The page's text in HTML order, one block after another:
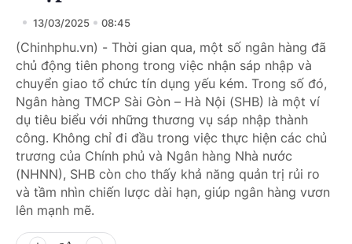
13/03/2025 08:45
(Chinhphu.vn) - Thời gian qua, một số ngân hàng đã
chủ động tiên phong trong việc nhận sáp nhập và
chuyển giao tổ chức tín dụng yếu kém. Trong số đó,
Ngân hàng TMCP Sài Gòn – Hà Nội (SHB) là một ví
dụ tiêu biểu với những thương vụ sáp nhập thành
công. Không chỉ đi đầu trong việc thực hiện các chủ
trương của Chính phủ và Ngân hàng Nhà nước
(NHNN), SHB còn cho thấy khả năng quản trị rủi ro
và tầm nhìn chiến lược dài hạn, giúp ngân hàng vươn
lên mạnh mẽ.